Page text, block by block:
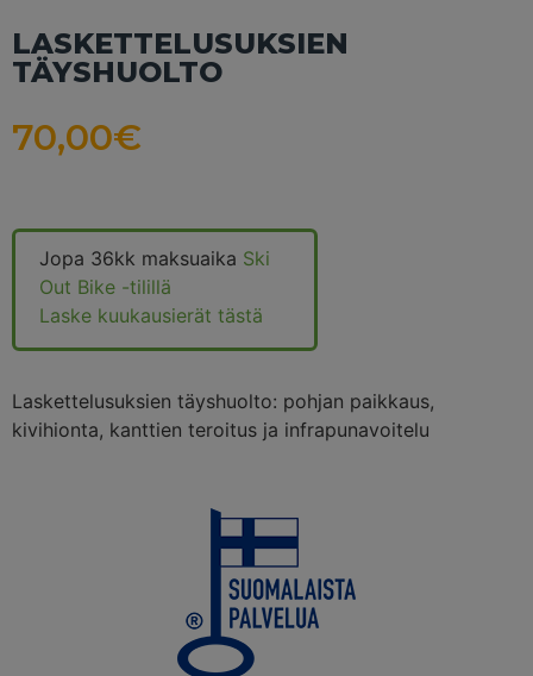
LASKETTELUSUKSIEN
TÄYSHUOLTO
70,00€
Jopa 36kk maksuaika Ski
Out Bike -tilillä
Laske kuukausierät tästä
Laskettelusuksien täyshuolto: pohjan paikkaus,
kivihionta, kanttien teroitus ja infrapunavoitelu